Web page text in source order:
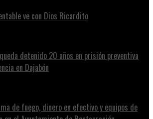
ve con Dios Ricardito
detenido 20 años en prisión preventiva
en Dajabón
de fuego, dinero en efectivo y equipos de